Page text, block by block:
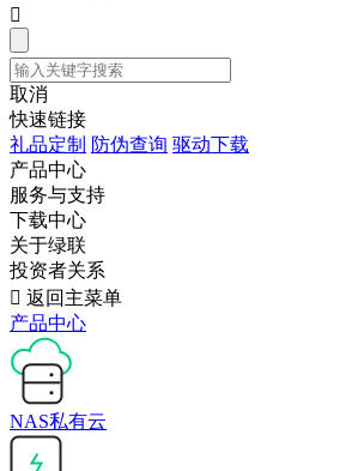

取消
快速链接
礼品定制 防伪查询 驱动下载
产品中心
服务与支持
下载中心
关于绿联
投资者关系
 返回主菜单
产品中心
NAS私有云